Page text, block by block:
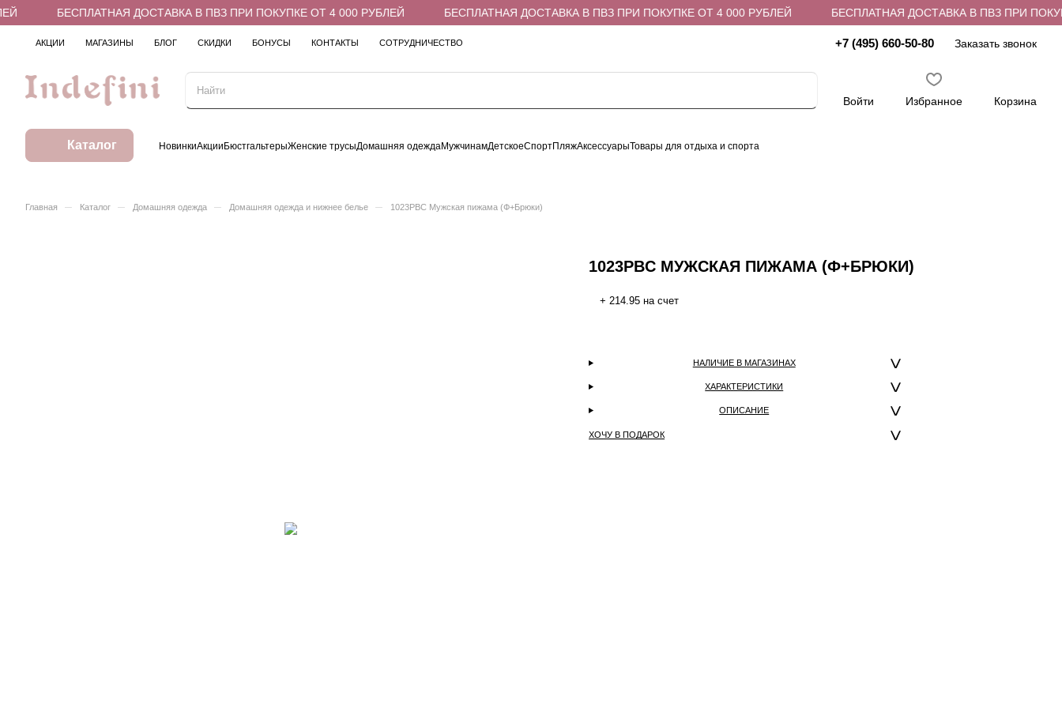
БЕСПЛАТНАЯ ДОСТАВКА В ПВЗ ПРИ ПОКУПКЕ ОТ 4 000 РУБЛЕЙ БЕСПЛАТНАЯ ДОСТАВКА В ПВЗ ПРИ ПОКУПКЕ ОТ 4 000 РУБЛЕЙ БЕСПЛАТНАЯ ДОСТАВКА В ПВЗ ПРИ
АКЦИИ МАГАЗИНЫ БЛОГ СКИДКИ БОНУСЫ КОНТАКТЫ СОТРУДНИЧЕСТВО +7 (495) 660-50-80 Заказать звонок
Войти Избранное Корзина
Каталог НовинкиАкцииБюстгальтерыЖенские трусыДомашняя одеждаМужчинамДетскоеСпортПляжАксессуарыТовары для отдыха и спорта
Главная – Каталог – Домашняя одежда – Домашняя одежда и нижнее белье – 1023PBC Мужская пижама (Ф+Брюки)
1023PBC МУЖСКАЯ ПИЖАМА (Ф+БРЮКИ)
+ 214.95 на счет
НАЛИЧИЕ В МАГАЗИНАХ
ХАРАКТЕРИСТИКИ
ОПИСАНИЕ
ХОЧУ В ПОДАРОК